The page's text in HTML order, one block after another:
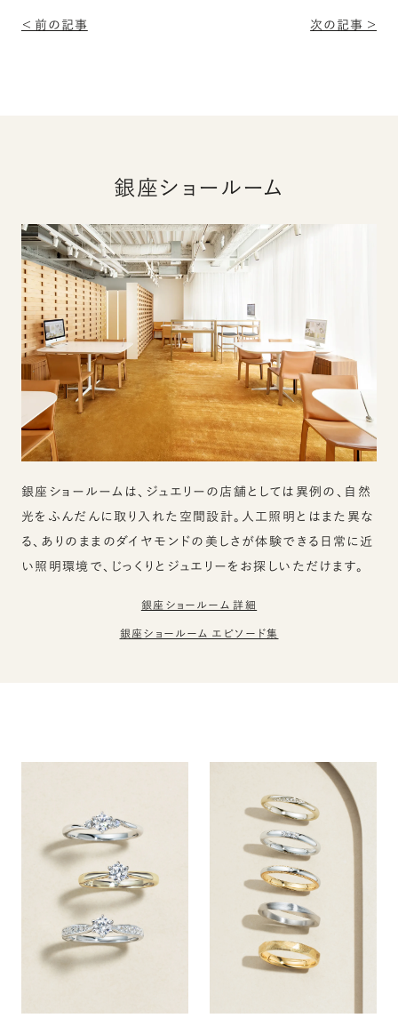
＜ 前の記事 次の記事 ＞
銀座ショールーム
銀座ショールームは、ジュエリーの店舗としては異例の、自然
光をふんだんに取り入れた空間設計。人工照明とはまた異な
る、ありのままのダイヤモンドの美しさが体験できる日常に近
い照明環境で、じっくりとジュエリーをお探しいただけます。
銀座ショールーム 詳細
銀座ショールーム エピソード集